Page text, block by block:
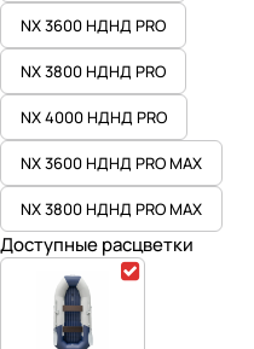
NX 3600 НДНД PRO
NX 3800 НДНД PRO
NX 4000 НДНД PRO
NX 3600 НДНД PRO MAX
NX 3800 НДНД PRO MAX
Доступные расцветки